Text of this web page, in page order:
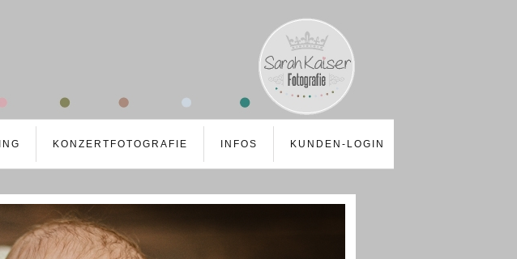
KONZERTFOTOGRAFIE INFOS KUNDEN-LOGIN